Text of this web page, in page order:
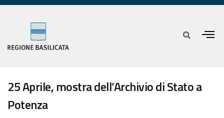
25 Aprile, mostra dell’Archivio di Stato a
Potenza